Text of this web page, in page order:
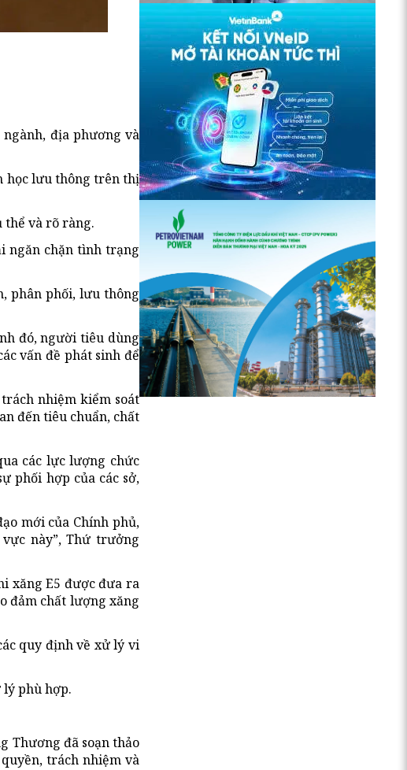
địa phương và
học lưu thông trên thị
thể và rõ ràng.
ngăn chặn tình trạng
phân phối, lưu thông
đó, người tiêu dùng
vấn đề phát sinh để
nhiệm kiểm soát
đến tiêu chuẩn, chất
các lực lượng chức
phối hợp của các sở,
mới của Chính phủ,
này”, Thứ trưởng
xăng E5 được đưa ra
đảm chất lượng xăng
quy định về xử lý vi
lý phù hợp.
Thương đã soạn thảo
trách nhiệm và